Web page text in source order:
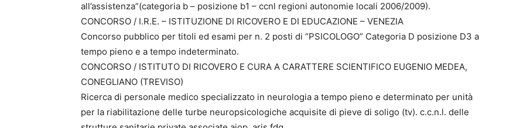
all’assistenza”(categoria b – posizione b1 – ccnl regioni autonomie locali 2006/2009).
CONCORSO / I.R.E. – ISTITUZIONE DI RICOVERO E DI EDUCAZIONE – VENEZIA
Concorso pubblico per titoli ed esami per n. 2 posti di “PSICOLOGO” Categoria D posizione D3 a
tempo pieno e a tempo indeterminato.
CONCORSO / ISTITUTO DI RICOVERO E CURA A CARATTERE SCIENTIFICO EUGENIO MEDEA,
CONEGLIANO (TREVISO)
Ricerca di personale medico specializzato in neurologia a tempo pieno e determinato per unità
per la riabilitazione delle turbe neuropsicologiche acquisite di pieve di soligo (tv). c.c.n.l. delle